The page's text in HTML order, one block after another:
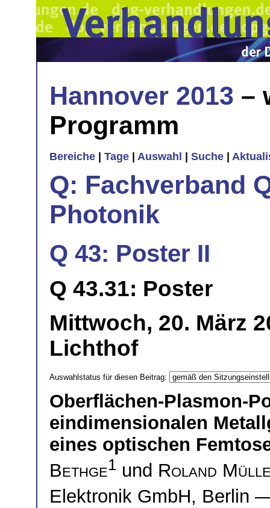
Hannover 2013 –
Programm
Bereiche Tage Auswahl Suche
Q: Fachverband
Photonik
Q 43: Poster II
Q 43.31: Poster
Mittwoch, 20. März
Lichthof
Auswahlstatus für diesen Beitrag:
Oberflächen-Plasmon-
eindimensionalen
eines optischen
Bethge1 und Roland
Elektronik GmbH, Berlin